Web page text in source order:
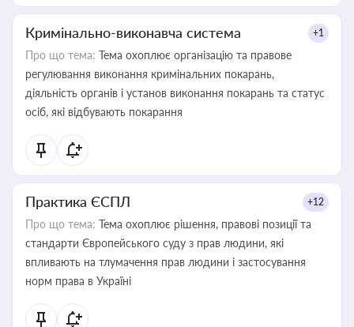
Кримінально-виконавча система +1
Про що тема: Тема охоплює організацію та правове
регулювання виконання кримінальних покарань,
діяльність органів і установ виконання покарань та статус
осіб, які відбувають покарання
Практика ЄСПЛ +12
Про що тема: Тема охоплює рішення, правові позиції та
стандарти Європейського суду з прав людини, які
впливають на тлумачення прав людини і застосування
норм права в Україні